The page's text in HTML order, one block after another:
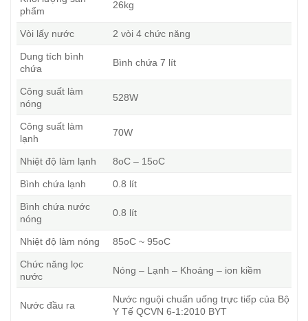
phẩm
26kg
Vòi lấy nước 2 vòi 4 chức năng
Dung tích bình
chứa
Bình chứa 7 lít
Công suất làm
nóng
528W
Công suất làm
lạnh
70W
Nhiệt độ làm lạnh 8oC – 15oC
Bình chứa lạnh 0.8 lít
Bình chứa nước
nóng
0.8 lít
Nhiệt độ làm nóng 85oC ~ 95oC
Chức năng lọc
nước
Nóng – Lạnh – Khoáng – ion kiềm
Nước đầu ra
Nước nguội chuẩn uống trực tiếp của Bộ
Y Tế QCVN 6-1:2010 BYT